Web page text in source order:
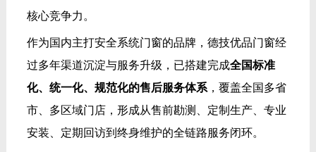
核心竞争力。
作为国内主打安全系统门窗的品牌，德技优品门窗经
过多年渠道沉淀与服务升级，已搭建完成全国标准
化、统一化、规范化的售后服务体系，覆盖全国多省
市、多区域门店，形成从售前勘测、定制生产、专业
安装、定期回访到终身维护的全链路服务闭环。